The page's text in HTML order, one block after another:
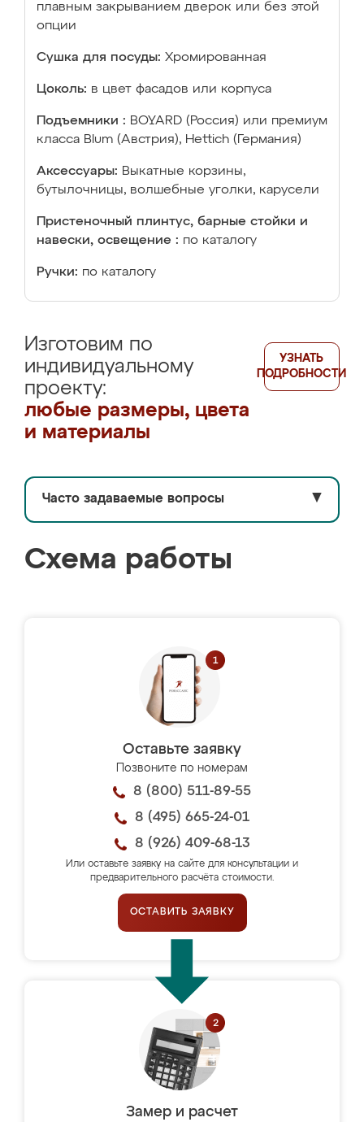
плавным закрыванием дверок или без этой
опции
Сушка для посуды: Хромированная
Цоколь: в цвет фасадов или корпуса
Подъемники : BOYARD (Россия) или премиум
класса Blum (Австрия), Hettich (Германия)
Аксессуары: Выкатные корзины,
бутылочницы, волшебные уголки, карусели
Пристеночный плинтус, барные стойки и
навески, освещение : по каталогу
Ручки: по каталогу
Изготовим по
индивидуальному
проекту:
любые размеры, цвета
и материалы
УЗНАТЬ
ПОДРОБНОСТИ
Часто задаваемые вопросы ▼
Схема работы
Оставьте заявку
Позвоните по номерам
8 (800) 511-89-55
8 (495) 665-24-01
8 (926) 409-68-13
Или оставьте заявку на сайте для консультации и
предварительного расчёта стоимости.
ОСТАВИТЬ ЗАЯВКУ
Замер и расчет